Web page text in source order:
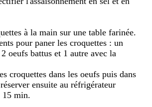
à la main sur une table farinée.
pour paner les croquettes : un
oeufs battus et 1 autre avec la
croquettes dans les oeufs puis dans
ensuite au réfrigérateur
15 min.